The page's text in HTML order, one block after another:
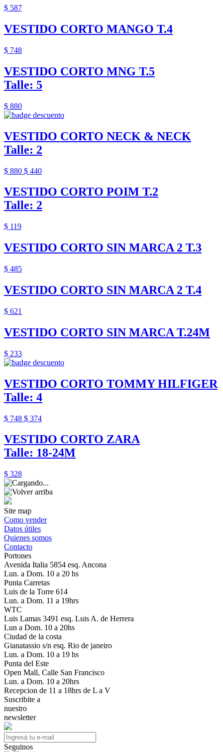
$ 587
VESTIDO CORTO MANGO T.4
$ 748
VESTIDO CORTO MNG T.5
Talle: 5
$ 880
VESTIDO CORTO NECK & NECK
Talle: 2
$ 880 $ 440
VESTIDO CORTO POIM T.2
Talle: 2
$ 119
VESTIDO CORTO SIN MARCA 2 T.3
$ 485
VESTIDO CORTO SIN MARCA 2 T.4
$ 621
VESTIDO CORTO SIN MARCA T.24M
$ 233
VESTIDO CORTO TOMMY HILFIGER
Talle: 4
$ 748 $ 374
VESTIDO CORTO ZARA
Talle: 18-24M
$ 328
Site map
Como vender
Datos útiles
Quienes somos
Contacto
Portones
Avenida Italia 5854 esq. Ancona
Lun. a Dom. 10 a 20 hs
Punta Carretas
Luis de la Torre 614
Lun. a Dom. 11 a 19hrs
WTC
Luis Lamas 3491 esq. Luis A. de Herrera
Lun a Dom. 10 a 20hs
Ciudad de la costa
Gianatassio s/n esq. Rio de janeiro
Lun. a Dom. 10 a 19 hs
Punta del Este
Open Mall, Calle San Francisco
Lun. a Dom. 10 a 20hrs
Recepcion de 11 a 18hrs de L a V
Suscribite a
nuestro
newsletter
Seguinos